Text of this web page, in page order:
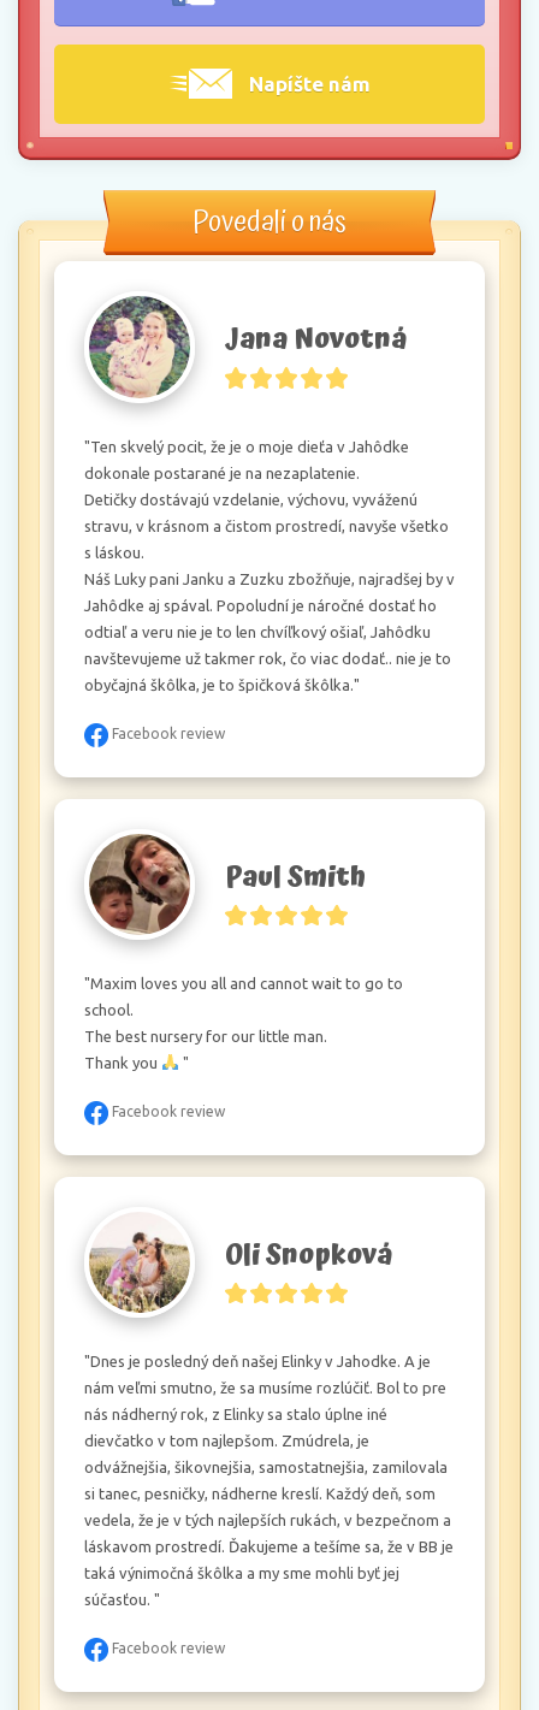
Napíšte nám
Povedali o nás
Jana Novotná
"Ten skvelý pocit, že je o moje dieťa v Jahôdke
dokonale postarané je na nezaplatenie.
Detičky dostávajú vzdelanie, výchovu, vyváženú
stravu, v krásnom a čistom prostredí, navyše všetko
s láskou.
Náš Luky pani Janku a Zuzku zbožňuje, najradšej by v
Jahôdke aj spával. Popoludní je náročné dostať ho
odtiaľ a veru nie je to len chvíľkový ošiaľ, Jahôdku
navštevujeme už takmer rok, čo viac dodať.. nie je to
obyčajná škôlka, je to špičková škôlka."
Facebook review
Paul Smith
"Maxim loves you all and cannot wait to go to
school.
The best nursery for our little man.
Thank you
"
Facebook review
Oli Snopková
"Dnes je posledný deň našej Elinky v Jahodke. A je
nám veľmi smutno, že sa musíme rozlúčiť. Bol to pre
nás nádherný rok, z Elinky sa stalo úplne iné
dievčatko v tom najlepšom. Zmúdrela, je
odvážnejšia, šikovnejšia, samostatnejšia, zamilovala
si tanec, pesničky, nádherne kreslí. Každý deň, som
vedela, že je v tých najlepších rukách, v bezpečnom a
láskavom prostredí. Ďakujeme a tešíme sa, že v BB je
taká výnimočná škôlka a my sme mohli byť jej
súčasťou. "
Facebook review